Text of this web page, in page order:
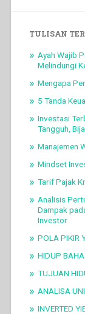
TULISAN
Ayah Wajib
Melindungi
Mengapa
5 Tanda
Investasi
Tangguh,
Manajemen
Mindset
Tarif Pajak
Analisis
Dampak
Investor
POLA PIKIR
HIDUP
TUJUAN
ANALISA
INVERTED